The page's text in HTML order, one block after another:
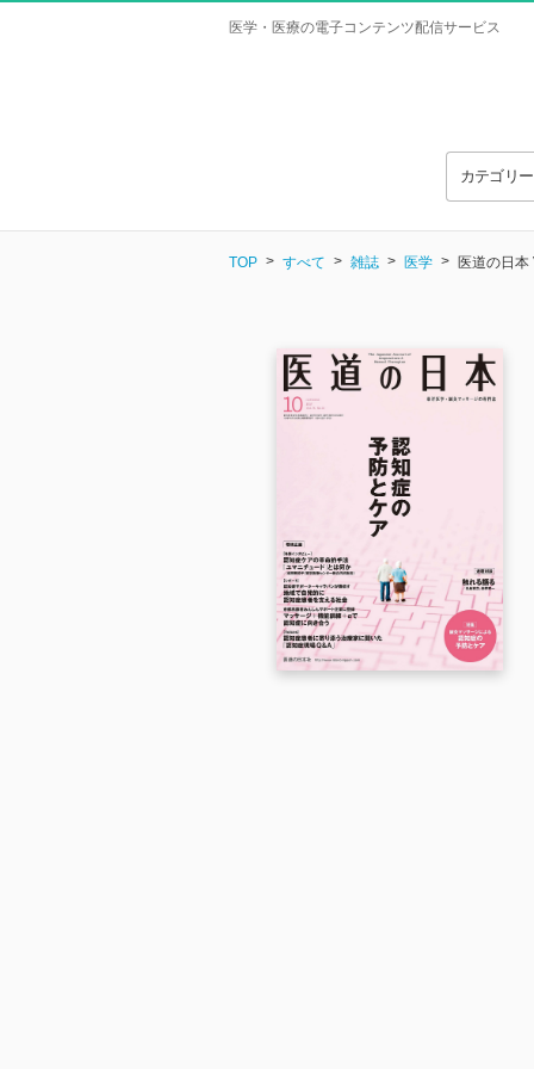
医学・医療の電子コンテンツ配信サービス
カテゴリ
TOP すべて 雑誌 医学 医道の日